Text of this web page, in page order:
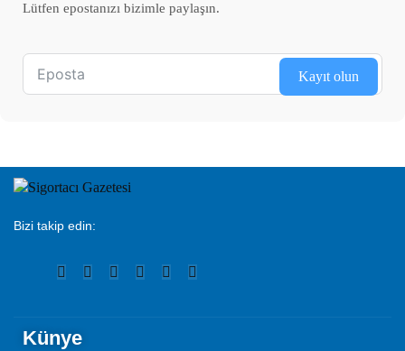
Lütfen epostanızı bizimle paylaşın.
Kayıt olun
Bizi takip edin:
Künye